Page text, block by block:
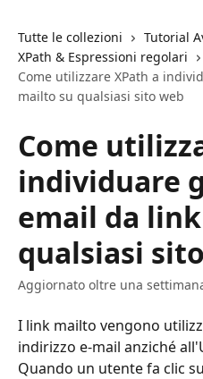
Tutte le collezioni
Tutorial
XPath & Espressioni regolari
Come utilizzare XPath a
mailto su qualsiasi sito web
Come
individuare
email da
qualsiasi
Aggiornato oltre una
I link mailto vengono
indirizzo e-mail anziché
Quando un utente fa clic